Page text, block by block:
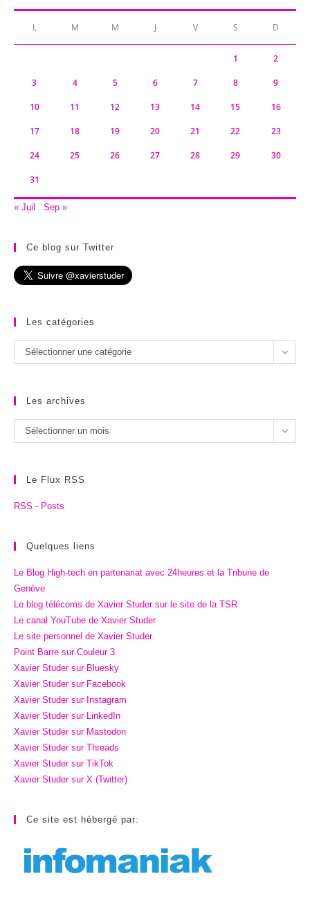
L M M J V S D
1 2
3 4 5 6 7 8 9
10 11 12 13 14 15 16
17 18 19 20 21 22 23
24 25 26 27 28 29 30
31
« Juil Sep »
Ce blog sur Twitter
Les catégories
Les
catégories
Sélectionner une catégorie
Les archives
Les
archives
Sélectionner un mois
Le Flux RSS
RSS - Posts
Quelques liens
Le Blog High-tech en partenariat avec 24heures et la Tribune de
Genève
Le blog télécoms de Xavier Studer sur le site de la TSR
Le canal YouTube de Xavier Studer
Le site personnel de Xavier Studer
Point Barre sur Couleur 3
Xavier Studer sur Bluesky
Xavier Studer sur Facebook
Xavier Studer sur Instagram
Xavier Studer sur LinkedIn
Xavier Studer sur Mastodon
Xavier Studer sur Threads
Xavier Studer sur TikTok
Xavier Studer sur X (Twitter)
Ce site est hébergé par: